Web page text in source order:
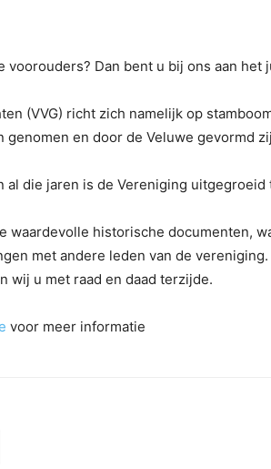
voorouders? Dan bent u bij ons aan het
(VVG) richt zich namelijk op
en door de Veluwe gevormd
al die jaren is de Vereniging
waardevolle historische documenten,
met andere leden van de vereniging.
wij u met raad en daad terzijde.
voor meer informatie